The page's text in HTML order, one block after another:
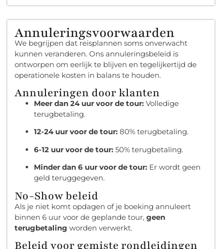
Annuleringsvoorwaarden
We begrijpen dat reisplannen soms onverwacht
kunnen veranderen. Ons annuleringsbeleid is
ontworpen om eerlijk te blijven en tegelijkertijd de
operationele kosten in balans te houden.
Annuleringen door klanten
Meer dan 24 uur voor de tour: Volledige
terugbetaling.
12-24 uur voor de tour: 80% terugbetaling.
6-12 uur voor de tour: 50% terugbetaling.
Minder dan 6 uur voor de tour: Er wordt geen
geld teruggegeven.
No-Show beleid
Als je niet komt opdagen of je boeking annuleert
binnen 6 uur voor de geplande tour, geen
terugbetaling worden verwerkt.
Beleid voor gemiste rondleidingen